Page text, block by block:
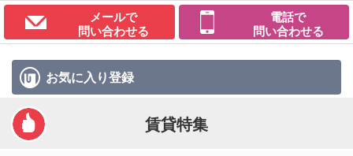
メールで
問い合わせる
電話で
問い合わせる
お気に入り登録
賃貸特集